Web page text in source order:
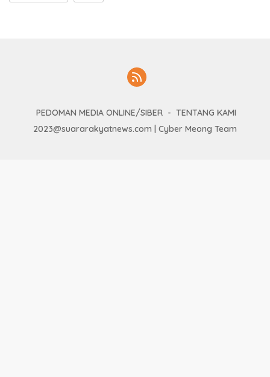
PEDOMAN MEDIA ONLINE/SIBER
TENTANG KAMI
2023@suararakyatnews.com | Cyber Meong Team